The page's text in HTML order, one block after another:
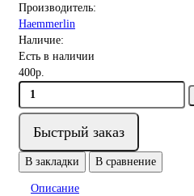
Производитель:
Haemmerlin
Наличие:
Есть в наличии
400р.
Быстрый заказ
В закладки В сравнение
Описание